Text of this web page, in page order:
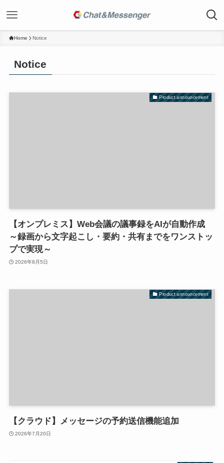
Home Notice
Notice
Product announcement
【オンプレミス】Web会議の議事録をAIが自動作成
～録画から文字起こし・要約・共有までをワンストッ
プで実現～
2026年8月5日
Product announcement
【クラウド】メッセージの予約送信機能追加
2026年7月20日